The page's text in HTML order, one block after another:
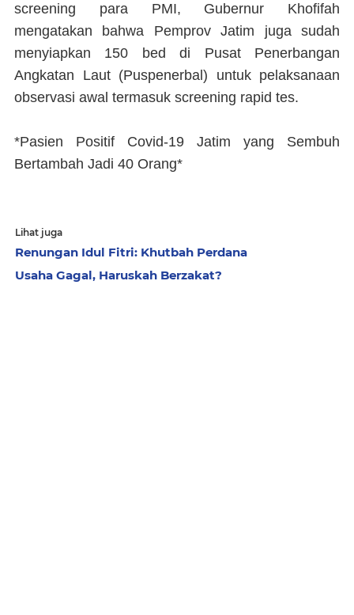
screening para PMI, Gubernur Khofifah
mengatakan bahwa Pemprov Jatim juga sudah
menyiapkan 150 bed di Pusat Penerbangan
Angkatan Laut (Puspenerbal) untuk pelaksanaan
observasi awal termasuk screening rapid tes.
*Pasien Positif Covid-19 Jatim yang Sembuh
Bertambah Jadi 40 Orang*
Lihat juga
Renungan Idul Fitri: Khutbah Perdana
Usaha Gagal, Haruskah Berzakat?